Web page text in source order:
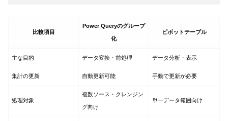
比較項目
Power Queryのグループ
化
ピボットテーブル
主な目的 データ変換・前処理 データ分析・表示
集計の更新 自動更新可能 手動で更新が必要
処理対象
複数ソース・クレンジン
グ向け
単一データ範囲向け